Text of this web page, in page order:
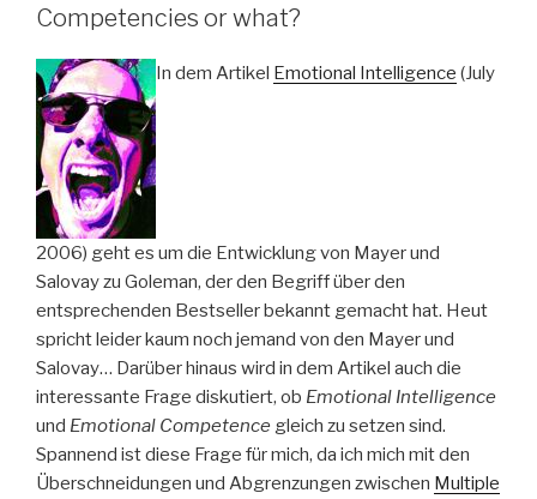
Competencies or what?
In dem Artikel Emotional Intelligence (July
2006) geht es um die Entwicklung von Mayer und
Salovay zu Goleman, der den Begriff über den
entsprechenden Bestseller bekannt gemacht hat. Heut
spricht leider kaum noch jemand von den Mayer und
Salovay… Darüber hinaus wird in dem Artikel auch die
interessante Frage diskutiert, ob Emotional Intelligence
und Emotional Competence gleich zu setzen sind.
Spannend ist diese Frage für mich, da ich mich mit den
Überschneidungen und Abgrenzungen zwischen Multiple